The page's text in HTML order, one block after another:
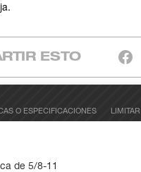
ESTO
O ESPECIFICACIONES
de 5/8-11